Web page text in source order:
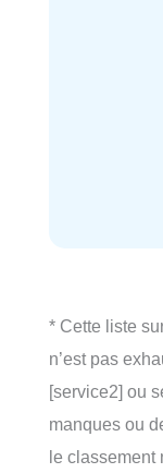
* Cette liste
n’est pas
[service2] ou
manques ou
le classement